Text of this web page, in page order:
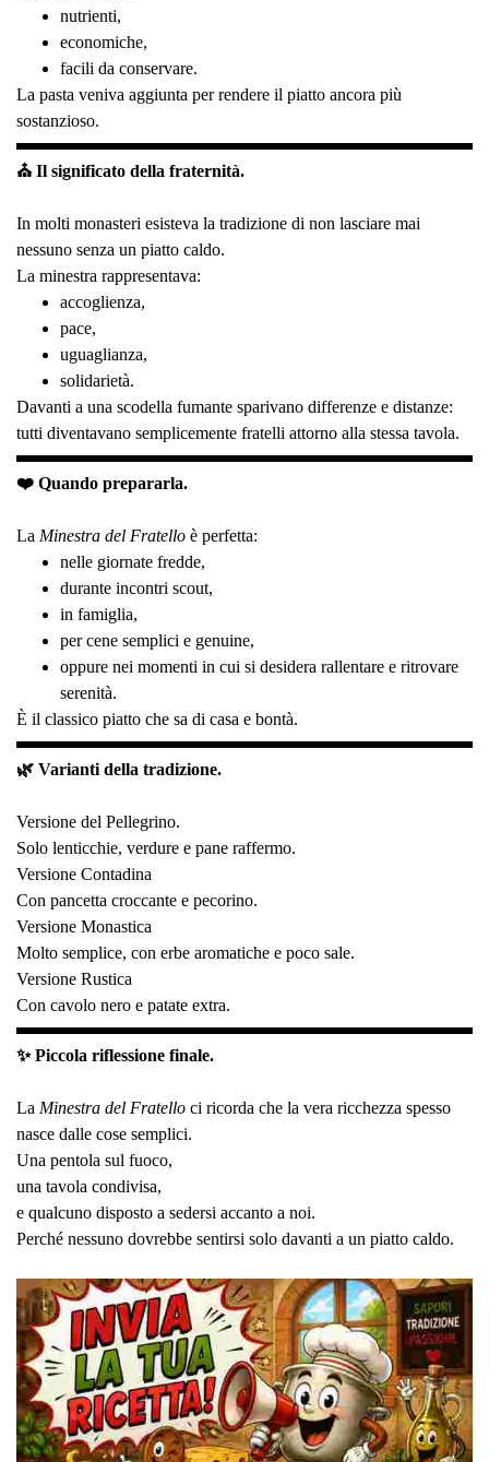
nutrienti,
economiche,
facili da conservare.
La pasta veniva aggiunta per rendere il piatto ancora più
sostanzioso.
⛪ Il significato della fraternità.
In molti monasteri esisteva la tradizione di non lasciare mai
nessuno senza un piatto caldo.
La minestra rappresentava:
accoglienza,
pace,
uguaglianza,
solidarietà.
Davanti a una scodella fumante sparivano differenze e distanze:
tutti diventavano semplicemente fratelli attorno alla stessa tavola.
❤️ Quando prepararla.
La Minestra del Fratello è perfetta:
nelle giornate fredde,
durante incontri scout,
in famiglia,
per cene semplici e genuine,
oppure nei momenti in cui si desidera rallentare e ritrovare
serenità.
È il classico piatto che sa di casa e bontà.
🌿 Varianti della tradizione.
Versione del Pellegrino.
Solo lenticchie, verdure e pane raffermo.
Versione Contadina
Con pancetta croccante e pecorino.
Versione Monastica
Molto semplice, con erbe aromatiche e poco sale.
Versione Rustica
Con cavolo nero e patate extra.
✨ Piccola riflessione finale.
La Minestra del Fratello ci ricorda che la vera ricchezza spesso
nasce dalle cose semplici.
Una pentola sul fuoco,
una tavola condivisa,
e qualcuno disposto a sedersi accanto a noi.
Perché nessuno dovrebbe sentirsi solo davanti a un piatto caldo.